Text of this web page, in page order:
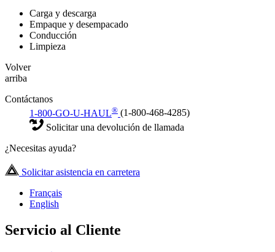
Carga y descarga
Empaque y desempacado
Conducción
Limpieza
Volver
arriba
Contáctanos
1-800-GO-U-HAUL® (1-800-468-4285)
Solicitar una devolución de llamada
¿Necesitas ayuda?
Solicitar asistencia en carretera
Français
English
Servicio al Cliente